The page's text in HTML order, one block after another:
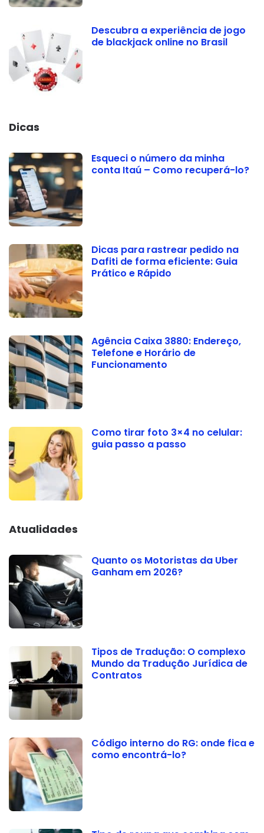
Descubra a experiência de jogo
de blackjack online no Brasil
Dicas
Esqueci o número da minha
conta Itaú – Como recuperá-lo?
Dicas para rastrear pedido na
Dafiti de forma eficiente: Guia
Prático e Rápido
Agência Caixa 3880: Endereço,
Telefone e Horário de
Funcionamento
Como tirar foto 3×4 no celular:
guia passo a passo
Atualidades
Quanto os Motoristas da Uber
Ganham em 2026?
Tipos de Tradução: O complexo
Mundo da Tradução Jurídica de
Contratos
Código interno do RG: onde fica e
como encontrá-lo?